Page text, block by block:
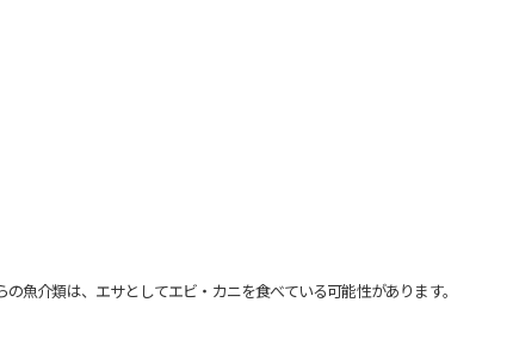
介類は、エサとしてエビ・カニを食べている可能性があります。